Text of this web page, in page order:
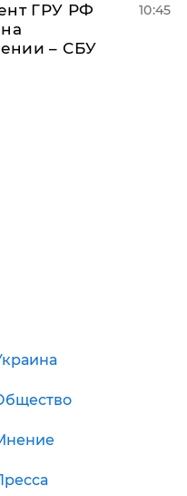
ГРУ РФ
– СБУ
10:45